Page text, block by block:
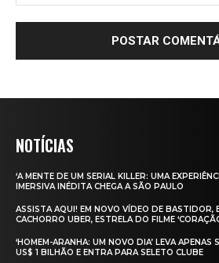
NOTÍCIAS
‘A MENTE DE UM SERIAL KILLER: UMA
IMERSIVA INÉDITA CHEGA A SÃO PAULO
ASSISTA AQUI! EM NOVO VÍDEO DE BASTIDOR,
CACHORRO UBER, ESTRELA DO FILME
‘HOMEM-ARANHA: UM NOVO DIA’ LEVA APENAS
US$ 1 BILHÃO E ENTRA PARA SELETO CLUBE